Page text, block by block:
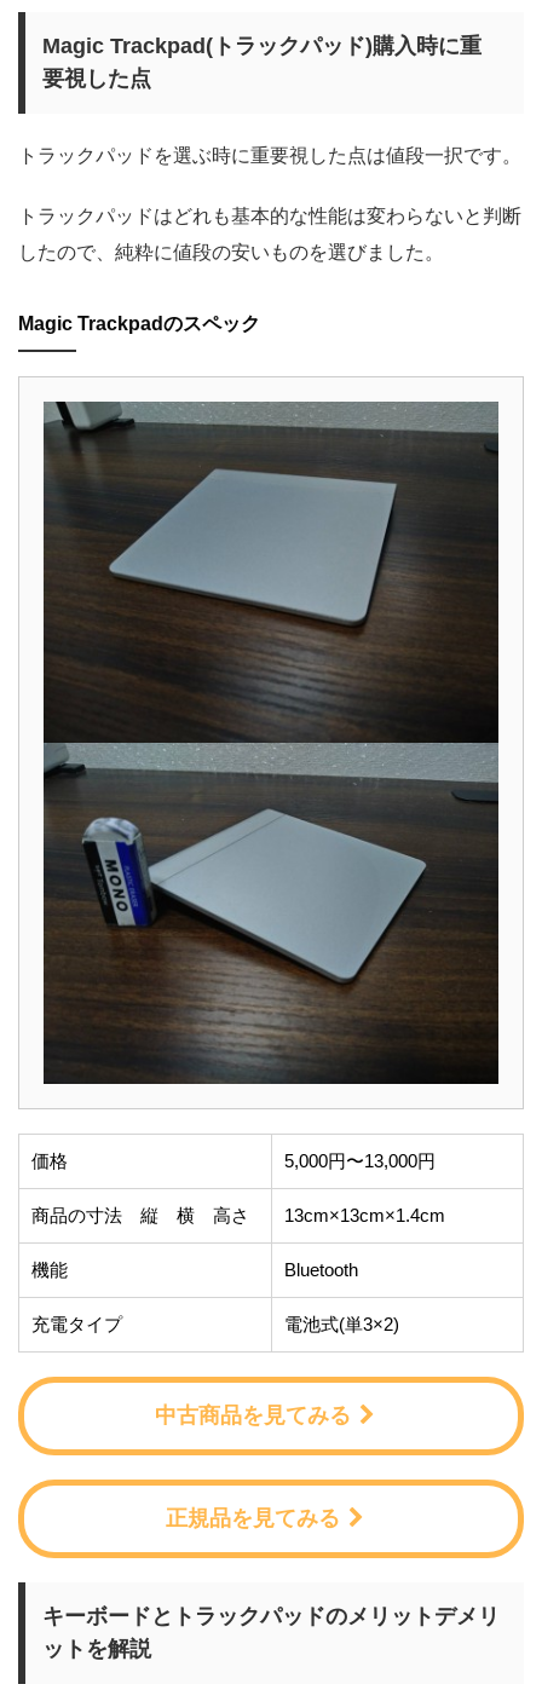
Magic Trackpad(トラックパッド)購入時に重
要視した点
トラックパッドを選ぶ時に重要視した点は値段一択です。
トラックパッドはどれも基本的な性能は変わらないと判断
したので、純粋に値段の安いものを選びました。
Magic Trackpadのスペック
価格 5,000円〜13,000円
商品の寸法 縦 横 高さ 13cm×13cm×1.4cm
機能 Bluetooth
充電タイプ 電池式(単3×2)
中古商品を見てみる
正規品を見てみる
キーボードとトラックパッドのメリットデメリ
ットを解説